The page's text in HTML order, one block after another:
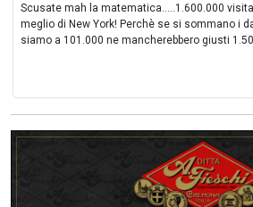
Scusate mah la matematica.....1.600.000
meglio di New York! Perchè se si sommano i
siamo a 101.000 ne mancherebbero giusti